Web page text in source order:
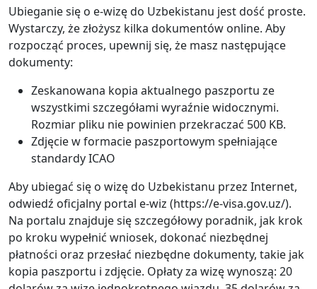
Ubieganie się o e-wizę do Uzbekistanu jest dość proste.
Wystarczy, że złożysz kilka dokumentów online. Aby
rozpocząć proces, upewnij się, że masz następujące
dokumenty:
Zeskanowana kopia aktualnego paszportu ze
wszystkimi szczegółami wyraźnie widocznymi.
Rozmiar pliku nie powinien przekraczać 500 KB.
Zdjęcie w formacie paszportowym spełniające
standardy ICAO
Aby ubiegać się o wizę do Uzbekistanu przez Internet,
odwiedź oficjalny portal e-wiz (https://e-visa.gov.uz/).
Na portalu znajduje się szczegółowy poradnik, jak krok
po kroku wypełnić wniosek, dokonać niezbędnej
płatności oraz przesłać niezbędne dokumenty, takie jak
kopia paszportu i zdjęcie. Opłaty za wizę wynoszą: 20